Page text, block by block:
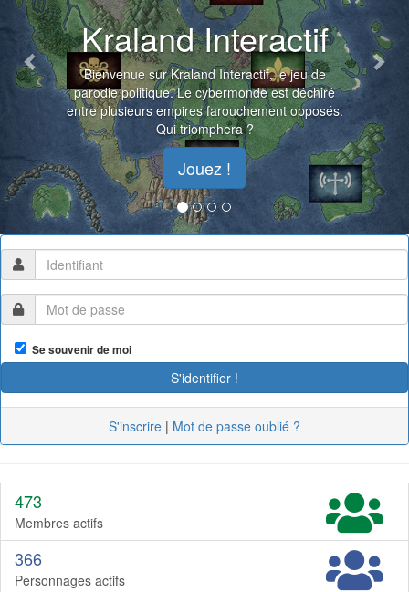
Kraland Interactif
Bienvenue sur Kraland Interactif, le jeu de
parodie politique. Le cybermonde est déchiré
entre plusieurs empires farouchement opposés.
Qui triomphera ?
Jouez !
Se souvenir de moi
S'inscrire | Mot de passe oublié ?
473
Membres actifs
366
Personnages actifs